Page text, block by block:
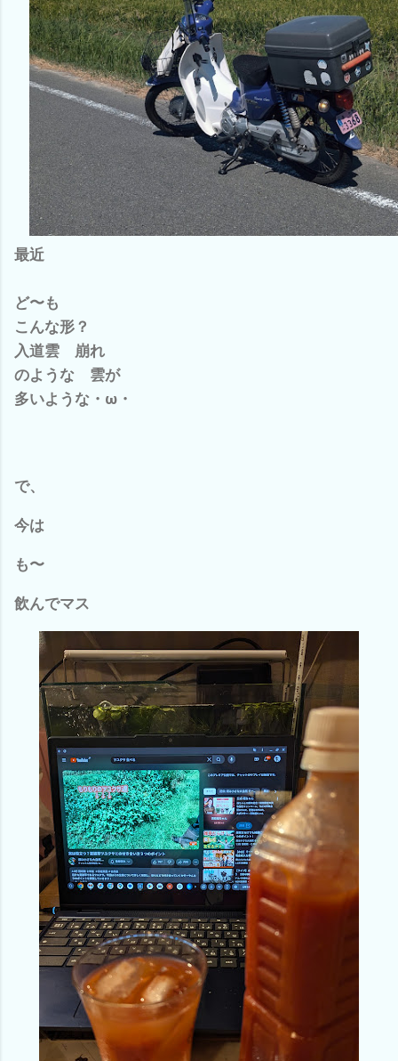
最近
ど〜も
こんな形？
入道雲 崩れ
のような 雲が
多いような・ω・
で、
今は
も〜
飲んでマス